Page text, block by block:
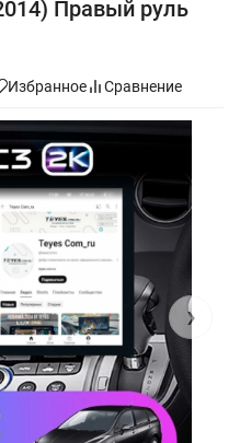
Правый руль
Избранное Сравнение
›